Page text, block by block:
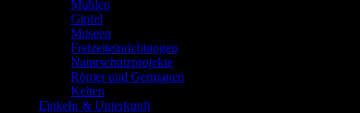
Mühlen
Gipfel
Museen
Freizeiteinrichtungen
Naturschutzprojekte
Römer und Germanen
Kelten
Einkehr & Unterkunft